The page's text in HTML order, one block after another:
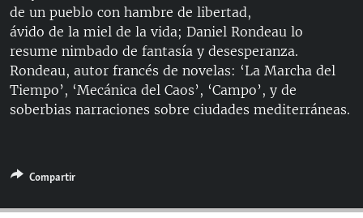
LA REALIDAD DE LA VIVIENDA EN CUBA
SER VIEJO EN CUBA
KENTU-CUBANO
LOS SANTOS DE HIALEAH
EDITORIALES
SÍGUENOS
de un pueblo con hambre de libertad,
ávido de la miel de la vida; Daniel Rondeau lo
resume nimbado de fantasía y desesperanza.
Rondeau, autor francés de novelas: ‘La Marcha del
Tiempo’, ‘Mecánica del Caos’, ‘Campo’, y de
soberbias narraciones sobre ciudades mediterráneas.
Compartir